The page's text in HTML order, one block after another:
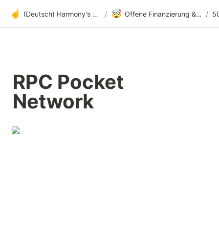
☝️ (Deutsch) Harmony's offene Entwicklung / 🤯 Offene Finanzierung & radikale Transparenz /
RPC Pocket
Network